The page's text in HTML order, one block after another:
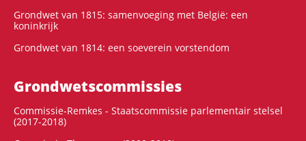
Grondwet van 1815: samenvoeging met België: een
koninkrijk
Grondwet van 1814: een soeverein vorstendom
Grondwets­commissies
Commissie-Remkes - Staatscommissie parlementair stelsel
(2017-2018)